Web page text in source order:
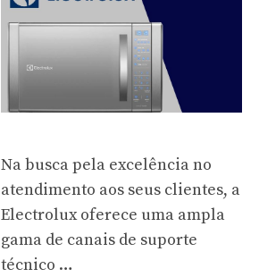
Na busca pela excelência no
atendimento aos seus clientes, a
Electrolux oferece uma ampla
gama de canais de suporte
técnico …